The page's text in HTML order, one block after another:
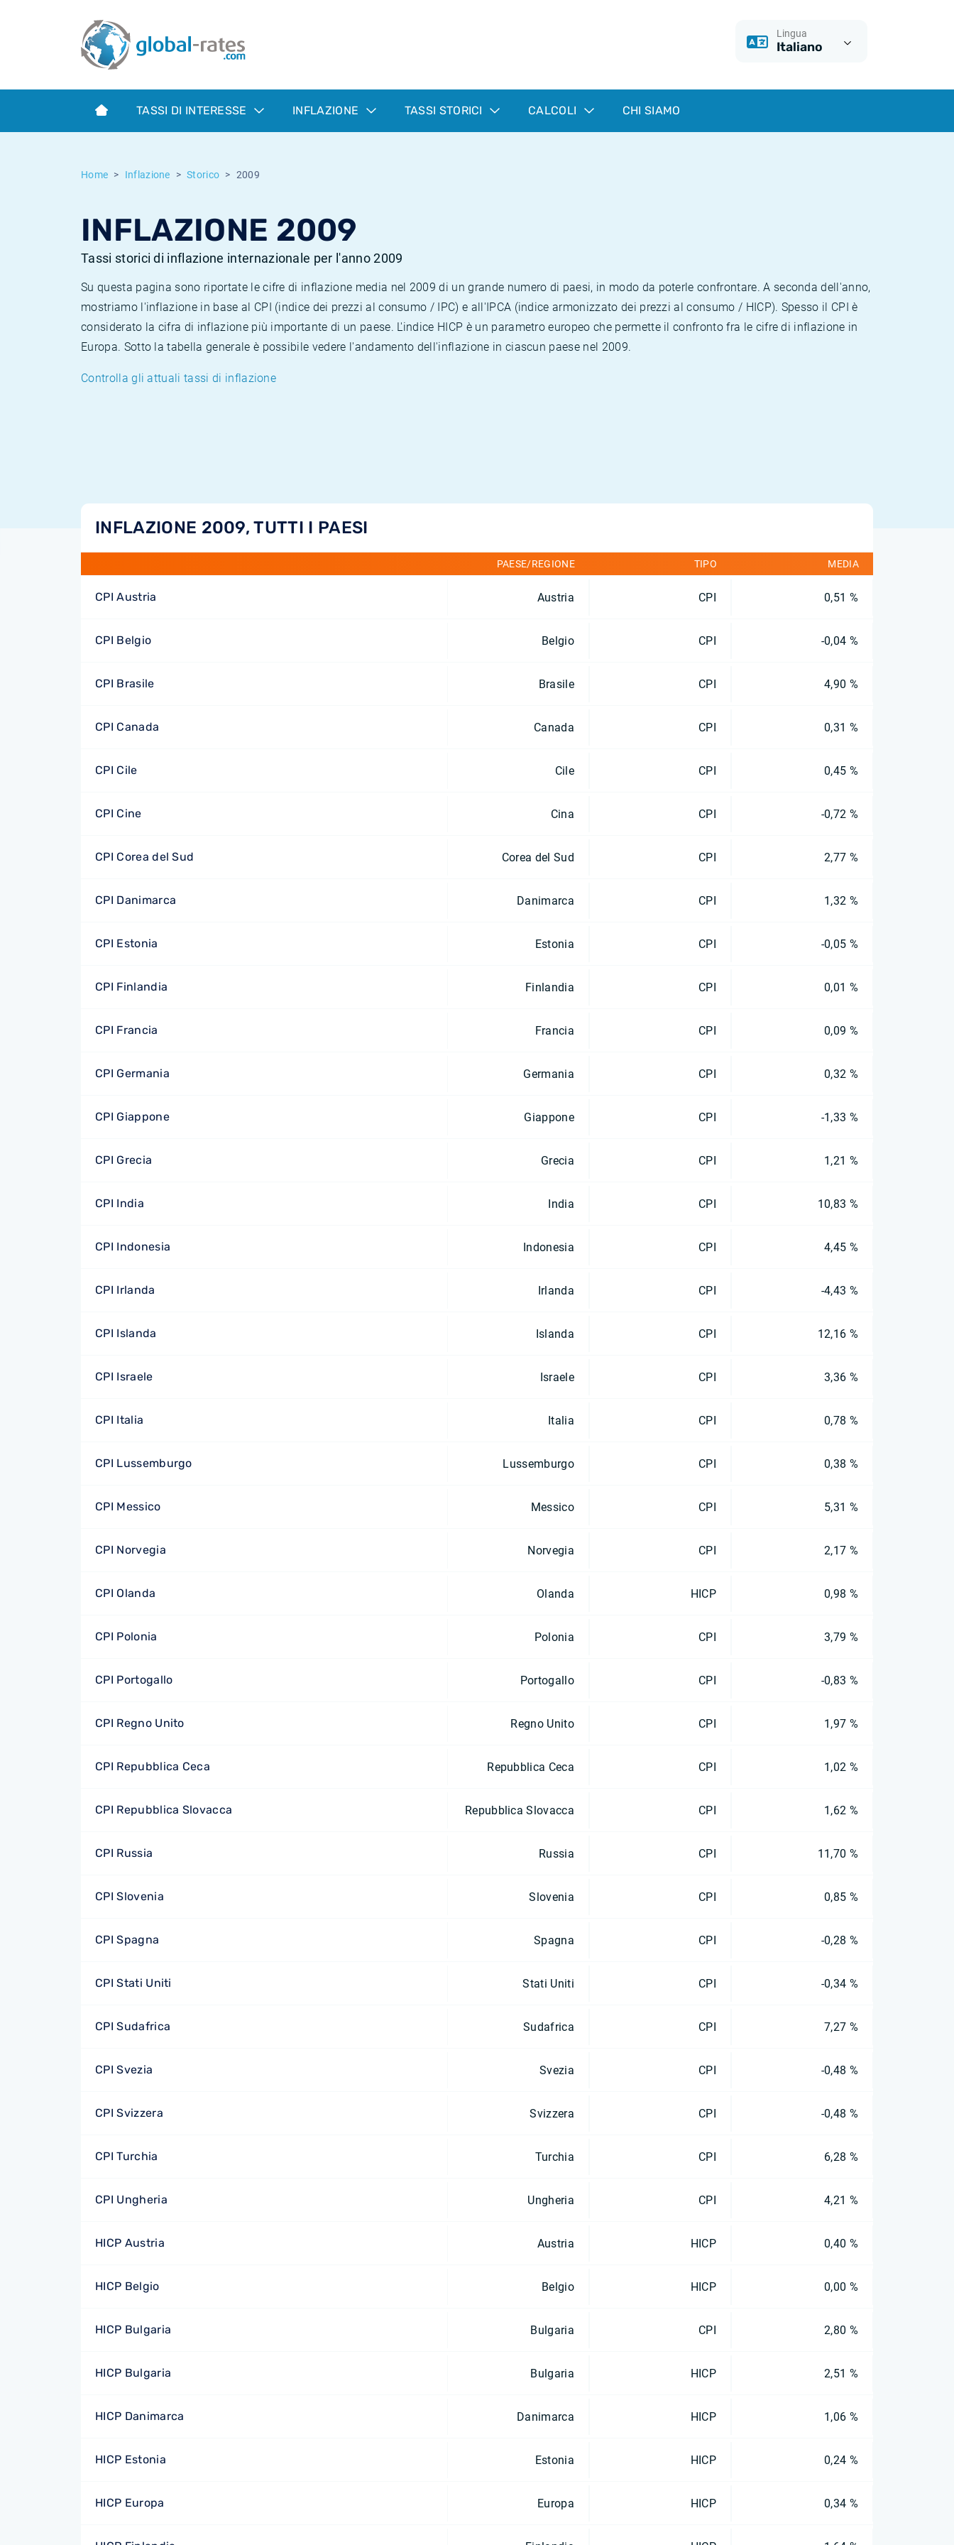
Lingua
Italiano
TASSI DI INTERESSE INFLAZIONE TASSI STORICI CALCOLI CHI SIAMO
Home Inflazione Storico 2009
INFLAZIONE 2009
Tassi storici di inflazione internazionale per l'anno 2009
Su questa pagina sono riportate le cifre di inflazione media nel 2009 di un grande numero di paesi, in modo da poterle confrontare. A seconda dell'anno,
mostriamo l'inflazione in base al CPI (indice dei prezzi al consumo / IPC) e all'IPCA (indice armonizzato dei prezzi al consumo / HICP). Spesso il CPI è
considerato la cifra di inflazione più importante di un paese. L'indice HICP è un parametro europeo che permette il confronto fra le cifre di inflazione in
Europa. Sotto la tabella generale è possibile vedere l'andamento dell'inflazione in ciascun paese nel 2009.
Controlla gli attuali tassi di inflazione
INFLAZIONE 2009, TUTTI I PAESI
PAESE/REGIONE TIPO MEDIA
CPI Austria Austria CPI 0,51 %
CPI Belgio Belgio CPI -0,04 %
CPI Brasile Brasile CPI 4,90 %
CPI Canada Canada CPI 0,31 %
CPI Cile Cile CPI 0,45 %
CPI Cine Cina CPI -0,72 %
CPI Corea del Sud Corea del Sud CPI 2,77 %
CPI Danimarca Danimarca CPI 1,32 %
CPI Estonia Estonia CPI -0,05 %
CPI Finlandia Finlandia CPI 0,01 %
CPI Francia Francia CPI 0,09 %
CPI Germania Germania CPI 0,32 %
CPI Giappone Giappone CPI -1,33 %
CPI Grecia Grecia CPI 1,21 %
CPI India India CPI 10,83 %
CPI Indonesia Indonesia CPI 4,45 %
CPI Irlanda Irlanda CPI -4,43 %
CPI Islanda Islanda CPI 12,16 %
CPI Israele Israele CPI 3,36 %
CPI Italia Italia CPI 0,78 %
CPI Lussemburgo Lussemburgo CPI 0,38 %
CPI Messico Messico CPI 5,31 %
CPI Norvegia Norvegia CPI 2,17 %
CPI Olanda Olanda HICP 0,98 %
CPI Polonia Polonia CPI 3,79 %
CPI Portogallo Portogallo CPI -0,83 %
CPI Regno Unito Regno Unito CPI 1,97 %
CPI Repubblica Ceca Repubblica Ceca CPI 1,02 %
CPI Repubblica Slovacca Repubblica Slovacca CPI 1,62 %
CPI Russia Russia CPI 11,70 %
CPI Slovenia Slovenia CPI 0,85 %
CPI Spagna Spagna CPI -0,28 %
CPI Stati Uniti Stati Uniti CPI -0,34 %
CPI Sudafrica Sudafrica CPI 7,27 %
CPI Svezia Svezia CPI -0,48 %
CPI Svizzera Svizzera CPI -0,48 %
CPI Turchia Turchia CPI 6,28 %
CPI Ungheria Ungheria CPI 4,21 %
HICP Austria Austria HICP 0,40 %
HICP Belgio Belgio HICP 0,00 %
HICP Bulgaria Bulgaria CPI 2,80 %
HICP Bulgaria Bulgaria HICP 2,51 %
HICP Danimarca Danimarca HICP 1,06 %
HICP Estonia Estonia HICP 0,24 %
HICP Europa Europa HICP 0,34 %
Term SOFR
Cos'è l'inflazione CPI?
Cos'è l'inflazione HICP?
Inflazione Svizzera
Tassi storici Euribor
Tassi storici di ESTER
Tassi di inflazione storici
Calcolatore dell’inflazione